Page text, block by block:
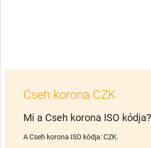
Cseh korona CZK
Mi a Cseh korona ISO kódja?
A Cseh korona ISO kódja: CZK.